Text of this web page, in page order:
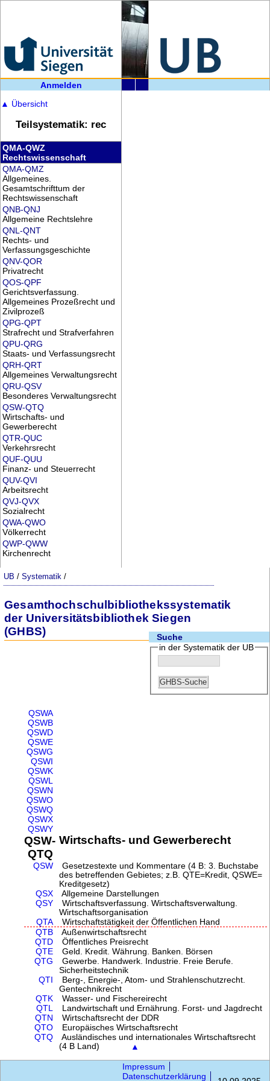
Anmelden
▲ Übersicht
Teilsystematik: rec
QMA-QWZ
Rechtswissenschaft
QMA-QMZ
Allgemeines.
Gesamtschrifttum der
Rechtswissenschaft
QNB-QNJ
Allgemeine Rechtslehre
QNL-QNT
Rechts- und
Verfassungsgeschichte
QNV-QOR
Privatrecht
QOS-QPF
Gerichtsverfassung.
Allgemeines Prozeßrecht und
Zivilprozeß
QPG-QPT
Strafrecht und Strafverfahren
QPU-QRG
Staats- und Verfassungsrecht
QRH-QRT
Allgemeines Verwaltungsrecht
QRU-QSV
Besonderes Verwaltungsrecht
QSW-QTQ
Wirtschafts- und
Gewerberecht
QTR-QUC
Verkehrsrecht
QUF-QUU
Finanz- und Steuerrecht
QUV-QVI
Arbeitsrecht
QVJ-QVX
Sozialrecht
QWA-QWO
Völkerrecht
QWP-QWW
Kirchenrecht
UB /Systematik /
Gesamthochschulbibliothekssystematik
der Universitätsbibliothek Siegen
(GHBS)
Suche
in der Systematik der UB
QSWA
QSWB
QSWD
QSWE
QSWG
QSWI
QSWK
QSWL
QSWN
QSWO
QSWQ
QSWX
QSWY
QSW-
QTQ
Wirtschafts- und Gewerberecht
QSW
Gesetzestexte und Kommentare (4 B: 3. Buchstabe
des betreffenden Gebietes; z.B. QTE=Kredit, QSWE=
Kreditgesetz)
QSX
Allgemeine Darstellungen
QSY
Wirtschaftsverfassung. Wirtschaftsverwaltung.
Wirtschaftsorganisation
QTA
Wirtschaftstätigkeit der Öffentlichen Hand
QTB
Außenwirtschaftsrecht
QTD
Öffentliches Preisrecht
QTE
Geld. Kredit. Währung. Banken. Börsen
QTG
Gewerbe. Handwerk. Industrie. Freie Berufe.
Sicherheitstechnik
QTI
Berg-, Energie-, Atom- und Strahlenschutzrecht.
Gentechnikrecht
QTK
Wasser- und Fischereirecht
QTL
Landwirtschaft und Ernährung. Forst- und Jagdrecht
QTN
Wirtschaftsrecht der DDR
QTO
Europäisches Wirtschaftsrecht
QTQ
Ausländisches und internationales Wirtschaftsrecht
(4 B Land)
Impressum
Datenschutzerklärung
▲